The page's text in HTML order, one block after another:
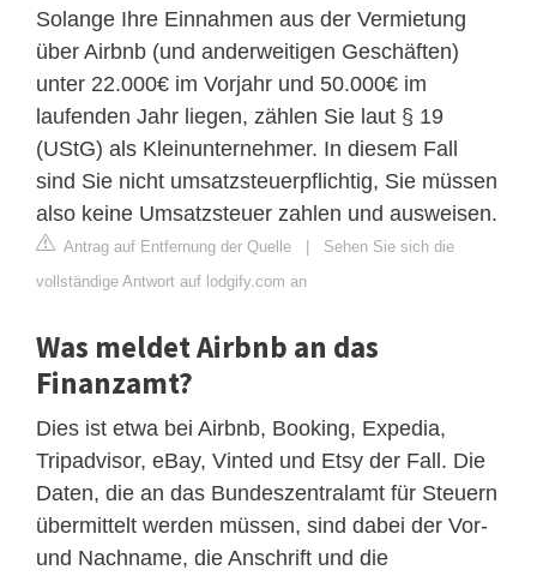
Solange Ihre Einnahmen aus der Vermietung
über Airbnb (und anderweitigen Geschäften)
unter 22.000€ im Vorjahr und 50.000€ im
laufenden Jahr liegen, zählen Sie laut § 19
(UStG) als Kleinunternehmer. In diesem Fall
sind Sie nicht umsatzsteuerpflichtig, Sie müssen
also keine Umsatzsteuer zahlen und ausweisen.
Antrag auf Entfernung der Quelle | Sehen Sie sich die
vollständige Antwort auf lodgify.com an
Was meldet Airbnb an das
Finanzamt?
Dies ist etwa bei Airbnb, Booking, Expedia,
Tripadvisor, eBay, Vinted und Etsy der Fall. Die
Daten, die an das Bundeszentralamt für Steuern
übermittelt werden müssen, sind dabei der Vor-
und Nachname, die Anschrift und die